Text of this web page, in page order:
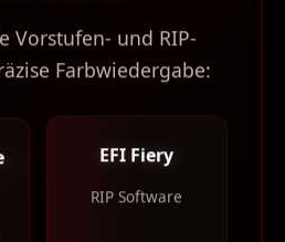
Vorstufen- und RIP-
Farbwiedergabe:
EFI Fiery
RIP Software